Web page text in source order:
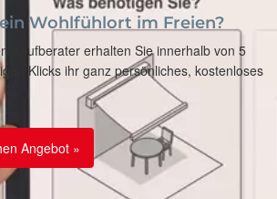
Wohlfühlort im Freien?
Kaufberater erhalten Sie innerhalb von 5
Klicks ihr ganz persönliches, kostenloses
Angebot »